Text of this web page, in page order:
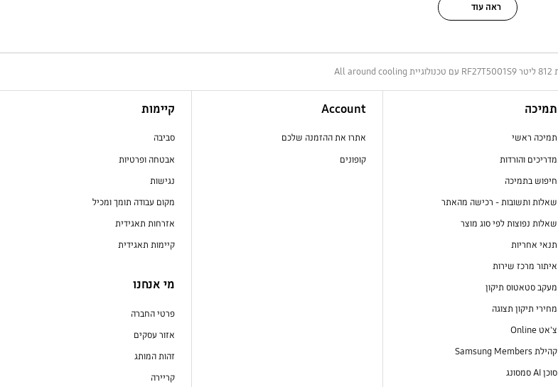
ראה עוד
תמיכה
תמיכה ראשי
מדריכים והורדות
חיפוש בתמיכה
שאלות ותשובות - רכישה מהאתר
שאלות נפוצות לפי סוג מוצר
תנאי אחריות
איתור מרכז שירות
מעקב סטאטוס תיקון
מחירי תיקון תצוגה
צ'אט Online
קהילת Samsung Members
סוכן AI סמסונג
Account
אתרו את ההזמנה שלכם
קופונים
קיימות
סביבה
אבטחה ופרטיות
נגישות
מקום עבודה תומך ומכיל
אזרחות תאגידית
קיימות תאגידית
מי אנחנו
פרטי החברה
אזור עסקים
זהות המותג
קריירה